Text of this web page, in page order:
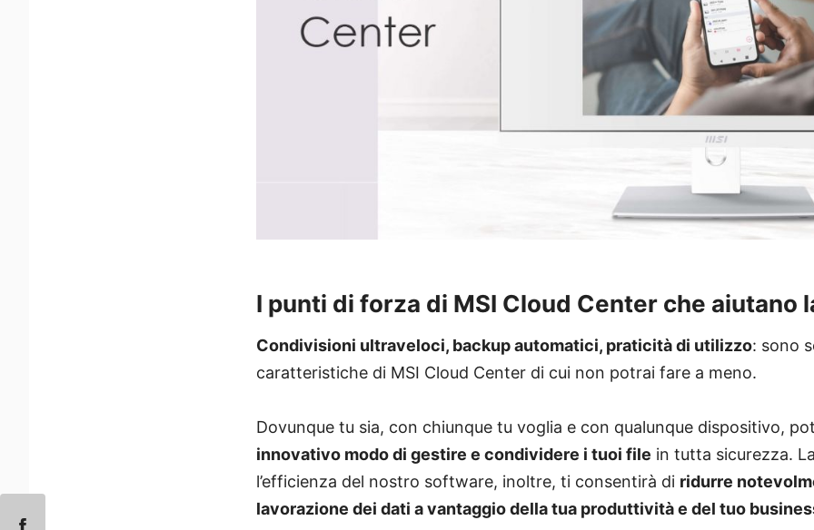
I punti di forza di MSI Cloud Center che aiutano
Condivisioni ultraveloci, backup automatici, praticità di utilizzo: sono
caratteristiche di MSI Cloud Center di cui non potrai fare a meno.
Dovunque tu sia, con chiunque tu voglia e con qualunque dispositivo,
innovativo modo di gestire e condividere i tuoi file in tutta sicurezza.
l’efficienza del nostro software, inoltre, ti consentirà di ridurre
lavorazione dei dati a vantaggio della tua produttività e del tuo